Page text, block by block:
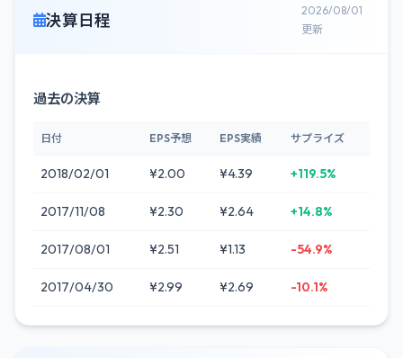
決算日程
2026/08/01
更新
過去の決算
日付 EPS予想 EPS実績 サプライズ
2018/02/01 ¥2.00 ¥4.39 +119.5%
2017/11/08 ¥2.30 ¥2.64 +14.8%
2017/08/01 ¥2.51 ¥1.13 -54.9%
2017/04/30 ¥2.99 ¥2.69 -10.1%